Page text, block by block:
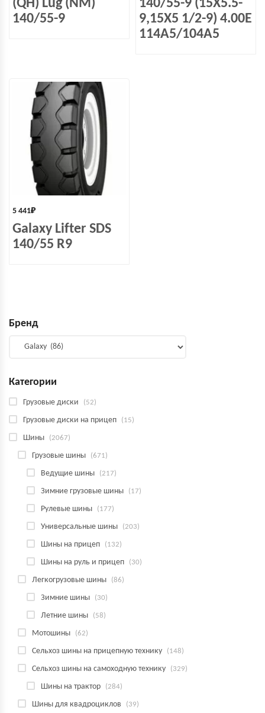
(QH) Lug (NM)
140/55-9
140/55-9 (15X5.5-
9,15X5 1/2-9) 4.00E
114A5/104A5
5 441₽
Galaxy Lifter SDS
140/55 R9
Бренд
Категории
Грузовые диски (52)
Грузовые диски на прицеп (15)
Шины (2067)
Грузовые шины (671)
Ведущие шины (217)
Зимние грузовые шины (17)
Рулевые шины (177)
Универсальные шины (203)
Шины на прицеп (132)
Шины на руль и прицеп (30)
Легкогрузовые шины (86)
Зимние шины (30)
Летние шины (58)
Мотошины (62)
Сельхоз шины на прицепную технику (148)
Сельхоз шины на самоходную технику (329)
Шины на трактор (284)
Шины для квадроциклов (39)